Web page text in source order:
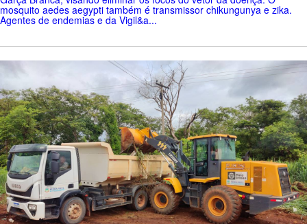
mosquito aedes aegypti também é transmissor chikungunya e zika.
Agentes de endemias e da Vigil&a...